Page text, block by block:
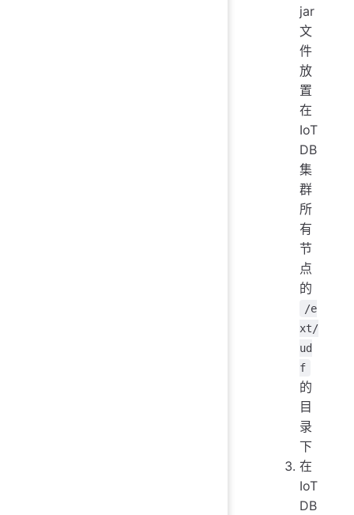
jar
文
件
放
置
在
IoT
DB
集
群
所
有
节
点
的
/e
xt/
ud
f
的
目
录
下
在
IoT
DB